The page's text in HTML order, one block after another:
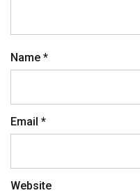
Name *
Email *
Website